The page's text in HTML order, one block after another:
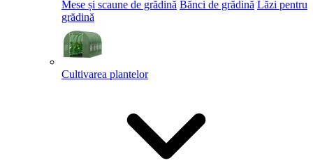
Mese și scaune de grădină Bănci de grădină Lăzi pentru
grădină
Cultivarea plantelor